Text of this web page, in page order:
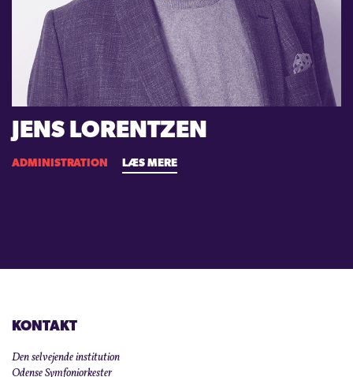
JENS LORENTZEN
ADMINISTRATION LÆS MERE
KONTAKT
Den selvejende institution
Odense Symfoniorkester